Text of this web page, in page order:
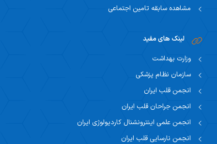
مشاهده سابقه تامین اجتماعی
لینک های مفید
وزارت بهداشت
سازمان نظام پزشکی
انجمن قلب ایران
انجمن جراحان قلب ایران
انجمن علمی اینترونشنال کاردیولوژی ایران
انجمن نارسایی قلب ایران